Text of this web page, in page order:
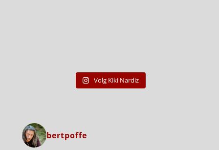
Volg Kiki Nardiz
bertpoffe